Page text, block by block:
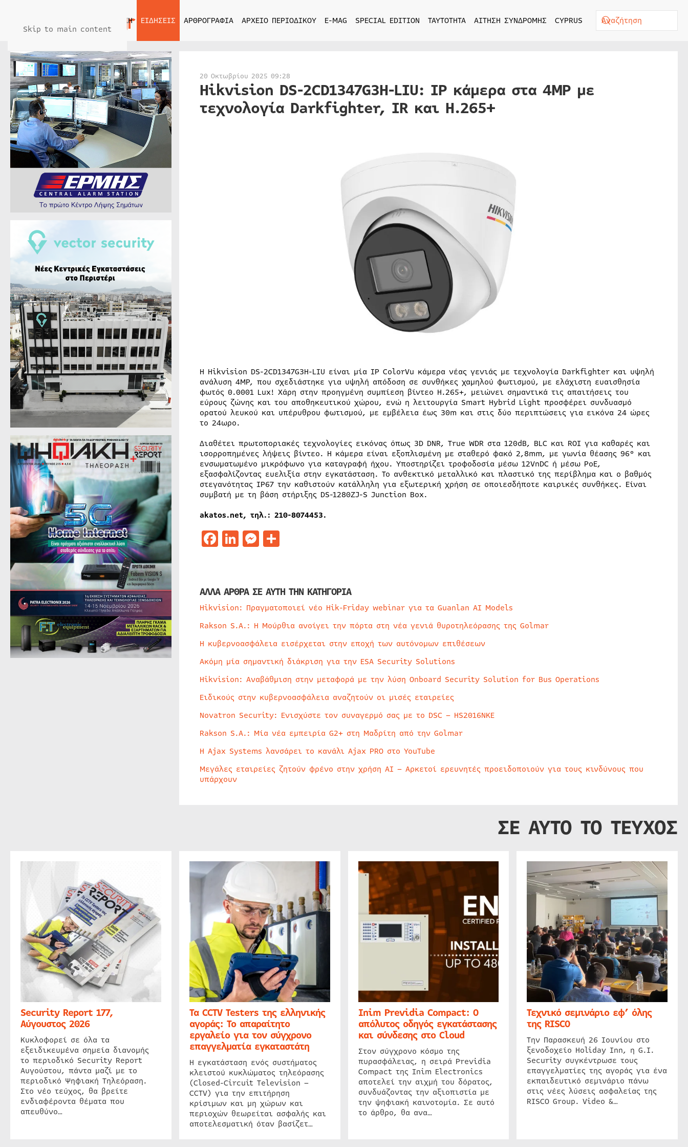
Skip to main content
ΑΡΧΙΚΗ ΕΙΔΗΣΕΙΣ ΑΡΘΡΟΓΡΑΦΙΑ ΑΡΧΕΙΟ ΠΕΡΙΟΔΙΚΟΥ E-MAG SPECIAL EDITION ΤΑΥΤΟΤΗΤΑ ΑΙΤΗΣΗ ΣΥΝΔΡΟΜΗΣ CYPRUS
20 Οκτωβρίου 2025 09:28
Hikvision DS-2CD1347G3H-LIU: IP κάμερα στα 4MP με
τεχνολογία Darkfighter, IR και Η.265+
Η Hikvision DS-2CD1347G3H-LIU είναι μία IP ColorVu κάμερα νέας γενιάς με τεχνολογία Darkfighter και υψηλή
ανάλυση 4MP, που σχεδιάστηκε για υψηλή απόδοση σε συνθήκες χαμηλού φωτισμού, με ελάχιστη ευαισθησία
φωτός 0.0001 Lux! Χάρη στην προηγμένη συμπίεση βίντεο H.265+, μειώνει σημαντικά τις απαιτήσεις του
εύρους ζώνης και του αποθηκευτικού χώρου, ενώ η λειτουργία Smart Hybrid Light προσφέρει συνδυασμό
ορατού λευκού και υπέρυθρου φωτισμού, με εμβέλεια έως 30m και στις δύο περιπτώσεις για εικόνα 24 ώρες
το 24ωρο.
Διαθέτει πρωτοποριακές τεχνολογίες εικόνας όπως 3D DNR, True WDR στα 120dB, BLC και ROI για καθαρές και
ισορροπημένες λήψεις βίντεο. Η κάμερα είναι εξοπλισμένη με σταθερό φακό 2,8mm, με γωνία θέασης 96° και
ενσωματωμένο μικρόφωνο για καταγραφή ήχου. Υποστηρίζει τροφοδοσία μέσω 12VnDC ή μέσω PoE,
εξασφαλίζοντας ευελιξία στην εγκατάσταση. Το ανθεκτικό μεταλλικό και πλαστικό της περίβλημα και ο βαθμός
στεγανότητας IP67 την καθιστούν κατάλληλη για εξωτερική χρήση σε οποιεσδήποτε καιρικές συνθήκες. Είναι
συμβατή με τη βάση στήριξης DS-1280ZJ-S Junction Box.
akatos.net, τηλ.: 210-8074453.
Facebook
LinkedIn
Messenger
Μοιραστείτε
ΑΛΛΑ ΑΡΘΡΑ ΣΕ ΑΥΤΗ ΤΗΝ ΚΑΤΗΓΟΡΙΑ
Hikvision: Πραγματοποιεί νέο Hik-Friday webinar για τα Guanlan AI Models
Rakson S.A.: Η Μούρθια ανοίγει την πόρτα στη νέα γενιά θυροτηλεόρασης της Golmar
Η κυβερνοασφάλεια εισέρχεται στην εποχή των αυτόνομων επιθέσεων
Ακόμη μία σημαντική διάκριση για την ESA Security Solutions
Hikvision: Αναβάθμιση στην μεταφορά με την λύση Onboard Security Solution for Bus Operations
Ειδικούς στην κυβερνοασφάλεια αναζητούν οι μισές εταιρείες
Novatron Security: Ενισχύστε τον συναγερμό σας με το DSC – HS2016NKE
Rakson S.A.: Μία νέα εμπειρία G2+ στη Μαδρίτη από την Golmar
Η Ajax Systems λανσάρει το κανάλι Ajax PRO στο YouTube
Μεγάλες εταιρείες ζητούν φρένο στην χρήση AI – Αρκετοί ερευνητές προειδοποιούν για τους κινδύνους που
υπάρχουν
ΣΕ ΑΥΤΟ ΤΟ ΤΕΥΧΟΣ
Security Report 177,
Αύγουστος 2026
Κυκλοφορεί σε όλα τα
εξειδικευμένα σημεία διανομής
το περιοδικό Security Report
Αυγούστου, πάντα μαζί με το
περιοδικό Ψηφιακή Τηλεόραση.
Στο νέο τεύχος, θα βρείτε
ενδιαφέροντα θέματα που
απευθύνο…
Τα CCTV Testers της ελληνικής
αγοράς: Το απαραίτητο
εργαλείο για τον σύγχρονο
επαγγελματία εγκαταστάτη
Η εγκατάσταση ενός συστήματος
κλειστού κυκλώματος τηλεόρασης
(Closed-Circuit Television –
CCTV) για την επιτήρηση
κρίσιμων και μη χώρων και
περιοχών θεωρείται ασφαλής και
αποτελεσματική όταν βασίζετ…
Inim Previdia Compact: Ο
απόλυτος οδηγός εγκατάστασης
και σύνδεσης στο Cloud
Στον σύγχρονο κόσμο της
πυρασφάλειας, η σειρά Previdia
Compact της Inim Electronics
αποτελεί την αιχμή του δόρατος,
συνδυάζοντας την αξιοπιστία με
την ψηφιακή καινοτομία. Σε αυτό
το άρθρο, θα ανα…
Τεχνικό σεμινάριο εφ’ όλης
της RISCO
Την Παρασκευή 26 Ιουνίου στο
ξενοδοχείο Holiday Inn, η G.I.
Security συγκέντρωσε τους
επαγγελματίες της αγοράς για ένα
εκπαιδευτικό σεμινάριο πάνω
στις νέες λύσεις ασφαλείας της
RISCO Group. Video &…